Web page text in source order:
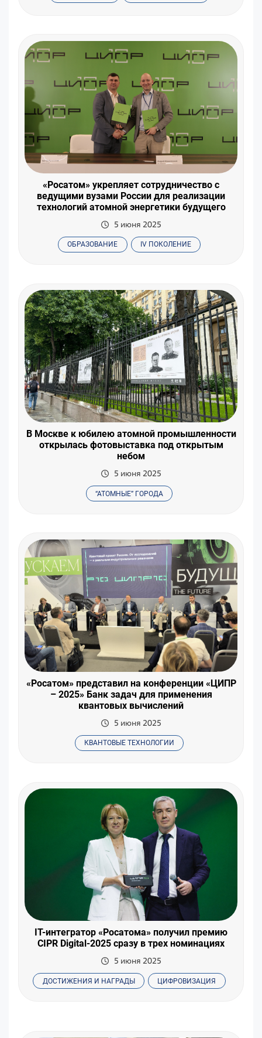
«Росатом» укрепляет сотрудничество с
ведущими вузами России для реализации
технологий атомной энергетики будущего
5 июня 2025
ОБРАЗОВАНИЕ IV ПОКОЛЕНИЕ
В Москве к юбилею атомной промышленности
открылась фотовыставка под открытым
небом
5 июня 2025
“АТОМНЫЕ” ГОРОДА
«Росатом» представил на конференции «ЦИПР
– 2025» Банк задач для применения
квантовых вычислений
5 июня 2025
КВАНТОВЫЕ ТЕХНОЛОГИИ
IT-интегратор «Росатома» получил премию
CIPR Digital-2025 сразу в трех номинациях
5 июня 2025
ДОСТИЖЕНИЯ И НАГРАДЫ ЦИФРОВИЗАЦИЯ